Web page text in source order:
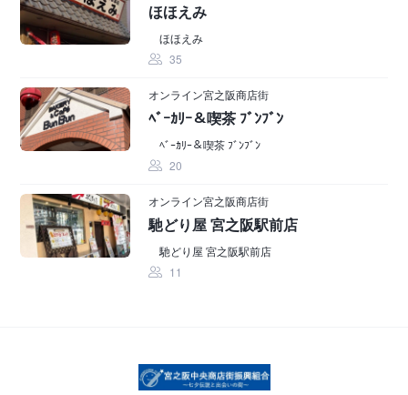
ほほえみ
ほほえみ
35
オンライン宮之阪商店街
ﾍﾞｰｶﾘｰ＆喫茶 ﾌﾞﾝﾌﾞﾝ
ﾍﾞｰｶﾘｰ＆喫茶 ﾌﾞﾝﾌﾞﾝ
20
オンライン宮之阪商店街
馳どり屋 宮之阪駅前店
馳どり屋 宮之阪駅前店
11